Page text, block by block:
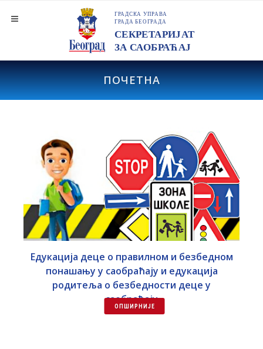
ПОЧЕТНА
Едукација деце о правилном и безбедном
понашању у саобраћају и едукација
родитеља о безбедности деце у
саобраћају
ОПШИРНИЈЕ